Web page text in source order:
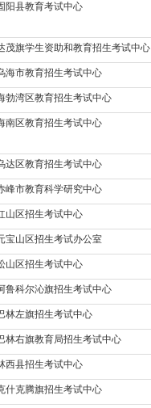
阳县教育考试中心
茂旗学生资助和教育招生考试中心
海市教育招生考试中心
勃湾区教育招生考试中心
南区教育招生考试中心
达区教育招生考试中心
峰市教育科学研究中心
山区招生考试中心
宝山区招生考试办公室
山区招生考试中心
鲁科尔沁旗招生考试中心
林左旗招生考试中心
林右旗教育局招生考试中心
西县招生考试中心
什克腾旗招生考试中心